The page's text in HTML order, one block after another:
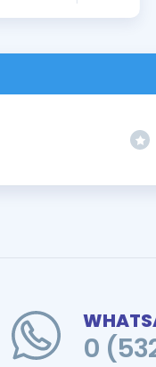
İngilizce Gramer
0